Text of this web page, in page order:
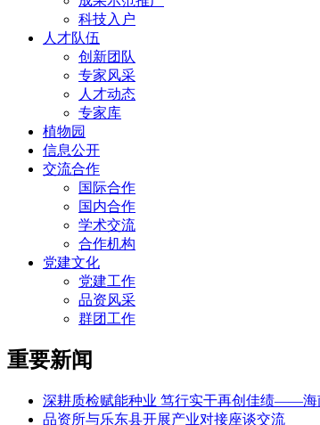
科技入户
人才队伍
创新团队
专家风采
人才动态
专家库
植物园
信息公开
交流合作
国际合作
国内合作
学术交流
合作机构
党建文化
党建工作
品资风采
群团工作
重要新闻
深耕质检赋能种业 笃行实干再创佳绩——海
品资所与乐东县开展产业对接座谈交流